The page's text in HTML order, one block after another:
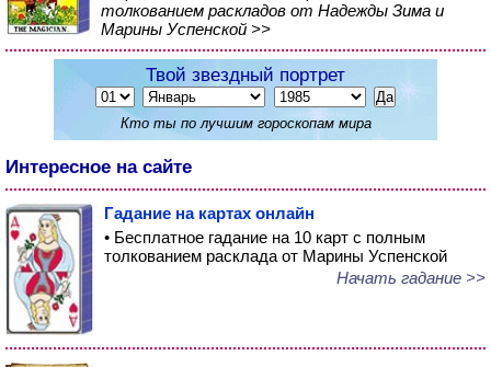
толкованием раскладов от Надежды Зима и
Марины Успенской >>
Твой звездный портрет
Кто ты по лучшим гороскопам мира
Интересное на сайте
Гадание на картах онлайн
• Бесплатное гадание на 10 карт с полным
толкованием расклада от Марины Успенской
Начать гадание >>